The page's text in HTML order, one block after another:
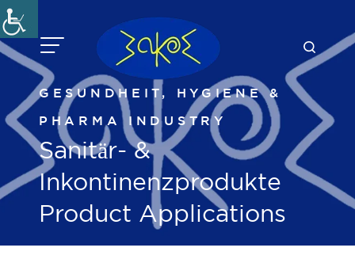
Zum
Inhalt
springen
GESUNDHEIT, HYGIENE &
PHARMA INDUSTRY
Sanitär- &
Inkontinenzprodukte
Product Applications